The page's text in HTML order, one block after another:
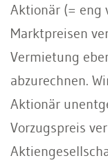
Aktionär (= eng
Marktpreisen
Vermietung
abzurechnen.
Aktionär
Vorzugspreis